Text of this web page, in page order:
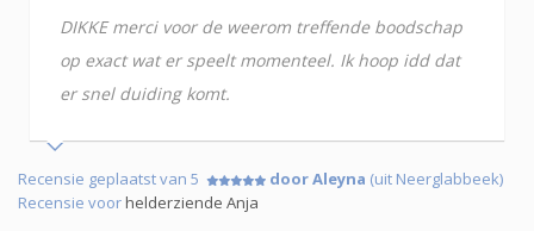
DIKKE merci voor de weerom treffende boodschap
op exact wat er speelt momenteel. Ik hoop idd dat
er snel duiding komt.
Recensie geplaatst van 5 door Aleyna (uit Neerglabbeek)
Recensie voorhelderziende Anja